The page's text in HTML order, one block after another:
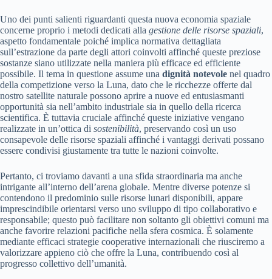
Uno dei punti salienti riguardanti questa nuova economia spaziale
concerne proprio i metodi dedicati alla gestione delle risorse spaziali,
aspetto fondamentale poiché implica normativa dettagliata
sull’estrazione da parte degli attori coinvolti affinché queste preziose
sostanze siano utilizzate nella maniera più efficace ed efficiente
possibile. Il tema in questione assume una dignità notevole nel quadro
della competizione verso la Luna, dato che le ricchezze offerte dal
nostro satellite naturale possono aprire a nuove ed entusiasmanti
opportunità sia nell’ambito industriale sia in quello della ricerca
scientifica. È tuttavia cruciale affinché queste iniziative vengano
realizzate in un’ottica di sostenibilità, preservando così un uso
consapevole delle risorse spaziali affinché i vantaggi derivati possano
essere condivisi giustamente tra tutte le nazioni coinvolte.
Pertanto, ci troviamo davanti a una sfida straordinaria ma anche
intrigante all’interno dell’arena globale. Mentre diverse potenze si
contendono il predominio sulle risorse lunari disponibili, appare
imprescindibile orientarsi verso uno sviluppo di tipo collaborativo e
responsabile; questo può facilitare non soltanto gli obiettivi comuni ma
anche favorire relazioni pacifiche nella sfera cosmica. È solamente
mediante efficaci strategie cooperative internazionali che riusciremo a
valorizzare appieno ciò che offre la Luna, contribuendo così al
progresso collettivo dell’umanità.